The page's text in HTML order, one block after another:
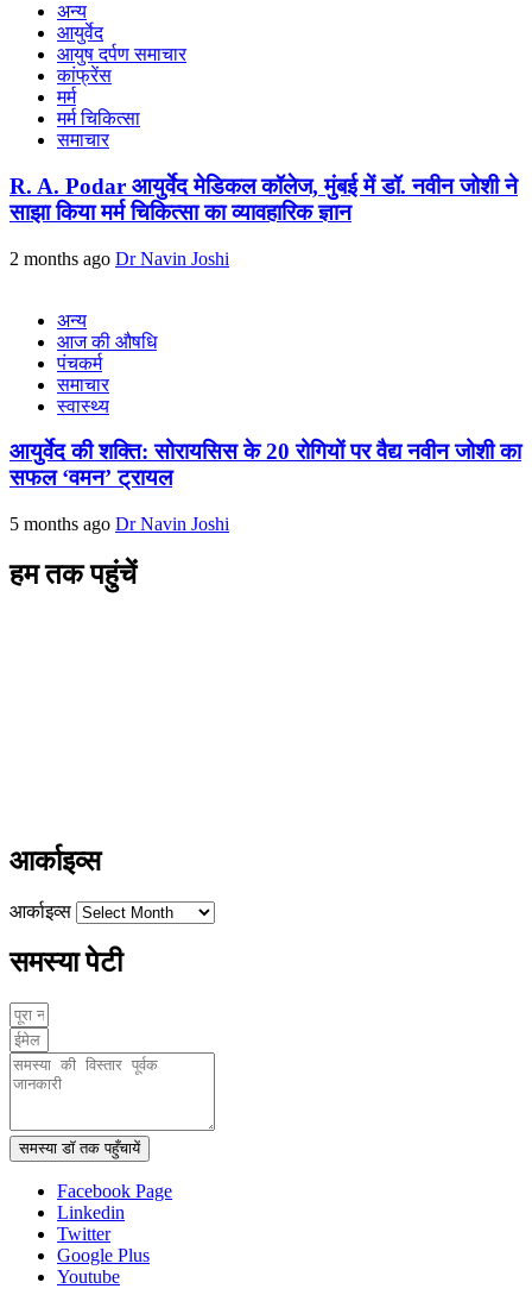
अन्य
आयुर्वेद
आयुष दर्पण समाचार
कांफ्रेंस
मर्म
मर्म चिकित्सा
समाचार
R. A. Podar आयुर्वेद मेडिकल कॉलेज, मुंबई में डॉ. नवीन जोशी ने
साझा किया मर्म चिकित्सा का व्यावहारिक ज्ञान
2 months ago Dr Navin Joshi
अन्य
आज की औषधि
पंचकर्म
समाचार
स्वास्थ्य
आयुर्वेद की शक्ति: सोरायसिस के 20 रोगियों पर वैद्य नवीन जोशी का
सफल ‘वमन’ ट्रायल
5 months ago Dr Navin Joshi
हम तक पहुंचें
आर्काइव्स
आर्काइव्स
समस्या पेटी
समस्या डॉ तक पहुँचायें
Facebook Page
Linkedin
Twitter
Google Plus
Youtube